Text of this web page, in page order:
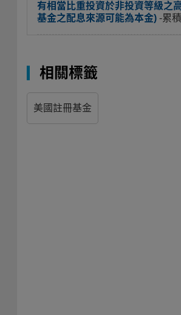
有相當比重投資於非投資等級之
基金之配息來源可能為本金) -累
相關標籤
美國註冊基金